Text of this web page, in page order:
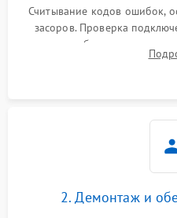
Считывание кодов ошибок,
засоров. Проверка
жалоб на отсутствие
разбрызгивателей или
2. Демонтаж и